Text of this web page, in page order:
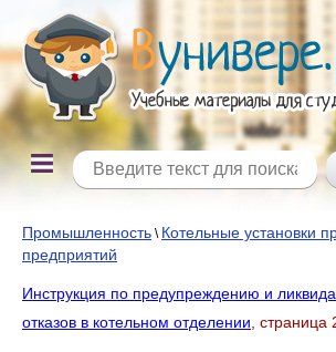
Промышленность \ Котельные установки
предприятий
Инструкция по предупреждению и
отказов в котельном отделении , страница